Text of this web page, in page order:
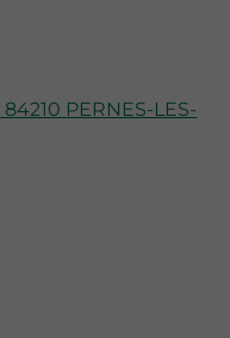
84210 PERNES-LES-